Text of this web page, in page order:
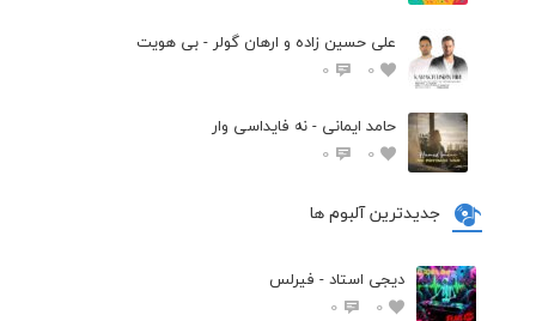
علی حسین زاده و ارهان گولر - بی هویت
0
0
حامد ایمانی - نه فایداسی وار
0
0
جدیدترین آلبوم ها
دیجی استاد - فیرلس
0
0